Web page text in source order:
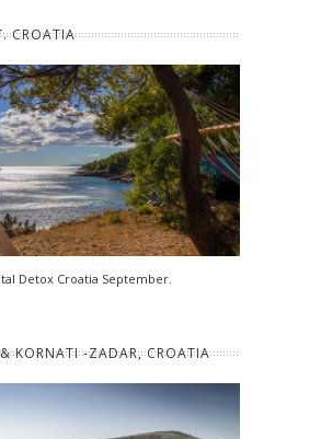
CROATIA
Detox Croatia September.
KORNATI -ZADAR, CROATIA